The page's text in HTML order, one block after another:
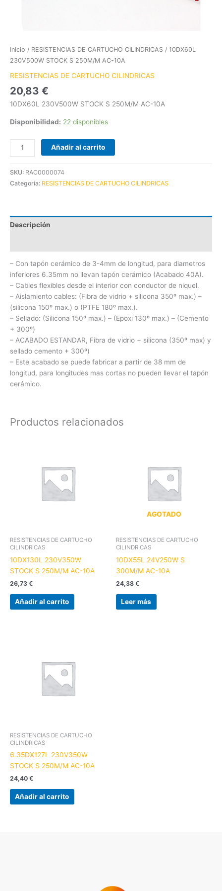
Inicio / RESISTENCIAS DE CARTUCHO CILINDRICAS / 10DX60L
230V500W STOCK S 250M/M AC-10A
RESISTENCIAS DE CARTUCHO CILINDRICAS
20,83 €
10DX60L 230V500W STOCK S 250M/M AC-10A
Disponibilidad: 22 disponibles
Añadir al carrito
SKU: RAC0000074
Categoría: RESISTENCIAS DE CARTUCHO CILINDRICAS
Descripción
– Con tapón cerámico de 3-4mm de longitud, para diametros
inferiores 6.35mm no llevan tapón cerámico (Acabado 40A).
– Cables flexibles desde el interior con conductor de niquel.
– Aislamiento cables: (Fibra de vidrio + silicona 350º max.) –
(silicona 150º max.) o (PTFE 180º max.).
– Sellado: (Silicona 150º max.) – (Epoxi 130º max.) – (Cemento
+ 300º)
– ACABADO ESTANDAR, Fibra de vidrio + silicona (350º max) y
sellado cemento + 300º)
– Este acabado se puede fabricar a partir de 38 mm de
longitud, para longitudes mas cortas no pueden llevar el tapón
cerámico.
Productos relacionados
RESISTENCIAS DE CARTUCHO
CILINDRICAS
10DX130L 230V350W
STOCK S 250M/M AC-10A
26,73 €
Añadir al carrito
AGOTADO
RESISTENCIAS DE CARTUCHO
CILINDRICAS
10DX55L 24V250W S
300M/M AC-10A
24,38 €
Leer más
RESISTENCIAS DE CARTUCHO
CILINDRICAS
6.35DX127L 230V350W
STOCK S 250M/M AC-10A
24,40 €
Añadir al carrito